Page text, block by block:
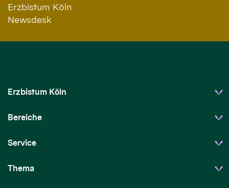
Erzbistum Köln
Newsdesk
Erzbistum Köln
Bereiche
Service
Thema